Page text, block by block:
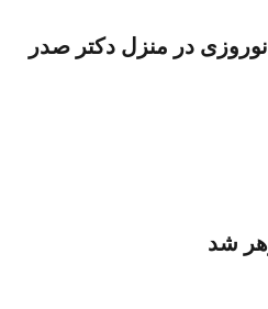
در منزل دکتر صدر
شد